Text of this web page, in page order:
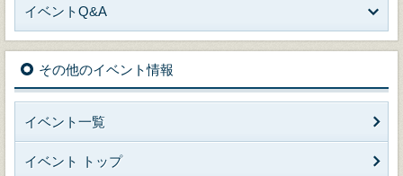
イベントQ&A
その他のイベント情報
イベント一覧
イベント トップ